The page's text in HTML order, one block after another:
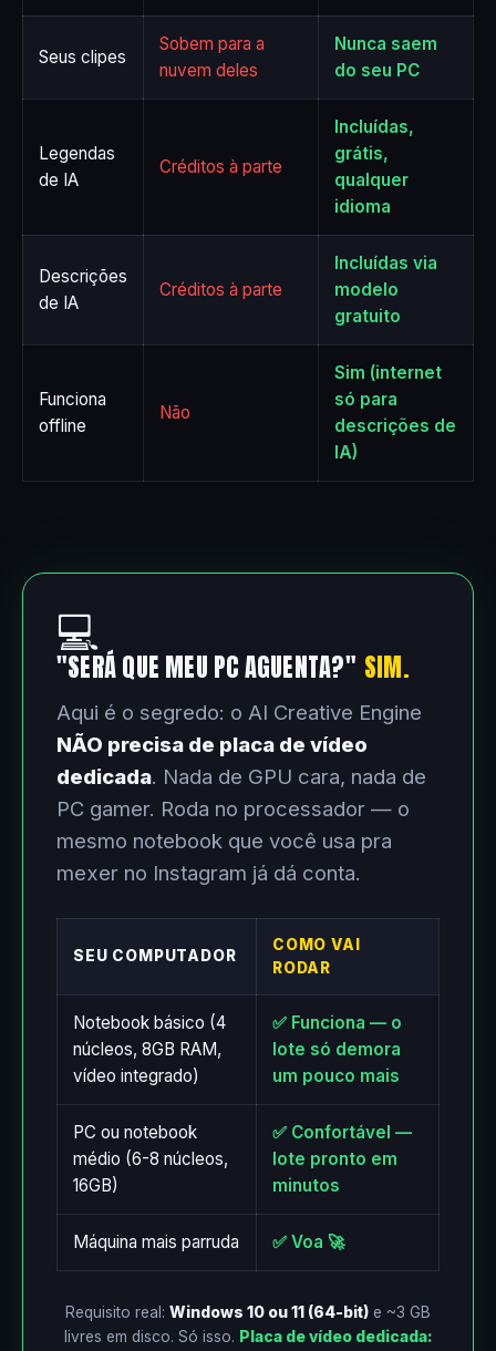
Seus clipes
Sobem para a
nuvem deles
Nunca saem
do seu PC
Legendas
de IA
Créditos à parte
Incluídas,
grátis,
qualquer
idioma
Descrições
de IA
Créditos à parte
Incluídas via
modelo
gratuito
Funciona
offline
Não
Sim (internet
só para
descrições de
IA)
💻
"SERÁ QUE MEU PC AGUENTA?" SIM.
Aqui é o segredo: o AI Creative Engine
NÃO precisa de placa de vídeo
dedicada. Nada de GPU cara, nada de
PC gamer. Roda no processador — o
mesmo notebook que você usa pra
mexer no Instagram já dá conta.
SEU COMPUTADOR
COMO VAI
RODAR
Notebook básico (4
núcleos, 8GB RAM,
vídeo integrado)
✅ Funciona — o
lote só demora
um pouco mais
PC ou notebook
médio (6-8 núcleos,
16GB)
✅ Confortável —
lote pronto em
minutos
Máquina mais parruda ✅ Voa 🚀
Requisito real: Windows 10 ou 11 (64-bit) e ~3 GB
livres em disco. Só isso. Placa de vídeo dedicada: